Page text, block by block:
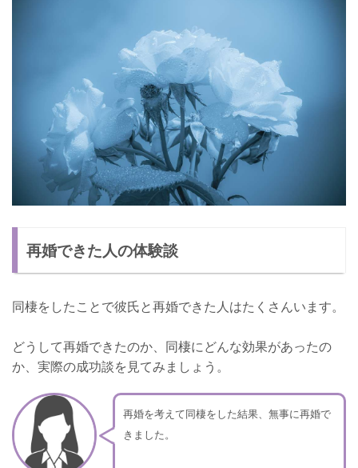
再婚できた人の体験談
同棲をしたことで彼氏と再婚できた人はたくさんいます。
どうして再婚できたのか、同棲にどんな効果があったの
か、実際の成功談を見てみましょう。
再婚を考えて同棲をした結果、無事に再婚で
きました。